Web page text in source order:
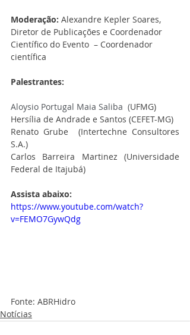
Moderação: Alexandre Kepler Soares,
Diretor de Publicações e Coordenador
Científico do Evento  – Coordenador
científica
Palestrantes:
Aloysio Portugal Maia Saliba  (UFMG)
Hersília de Andrade e Santos (CEFET-MG)
Renato Grube  (Intertechne Consultores
S.A.)
Carlos Barreira Martinez (Universidade
Federal de Itajubá)
Assista abaixo:
https://www.youtube.com/watch?
v=FEMO7GywQdg
Fonte: ABRHidro
Notícias